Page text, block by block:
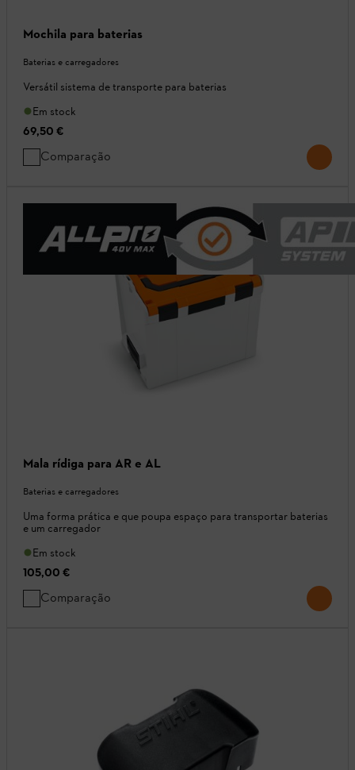
Mochila para baterias
Baterias e carregadores
Versátil sistema de transporte para baterias
Em stock
69,50 €
Comparação
Mala rídiga para AR e AL
Baterias e carregadores
Uma forma prática e que poupa espaço para transportar baterias
e um carregador
Em stock
105,00 €
Comparação